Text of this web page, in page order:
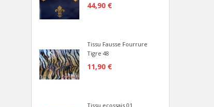
44,90 €
Tissu Fausse Fourrure
Tigre 48
11,90 €
Tissu ecossais 01